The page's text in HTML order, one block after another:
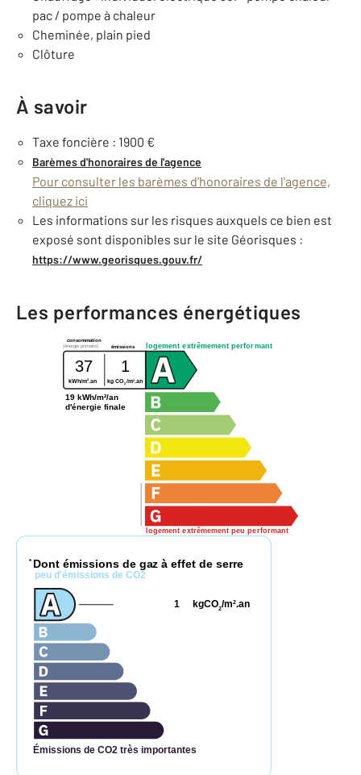
pac / pompe à chaleur
Cheminée, plain pied
Clôture
À savoir
Taxe foncière : 1900 €
Barèmes d'honoraires de l'agence
Pour consulter les barèmes d'honoraires de l'agence,
cliquez ici
Les informations sur les risques auxquels ce bien est
exposé sont disponibles sur le site Géorisques :
https://www.georisques.gouv.fr/
Les performances énergétiques
logement extrêmement performant
logement extrêmement peu performant
consommation
émissions
(énergie primaire)
37 1
kWh/m2.an kg CO2 /m2.an
19 kWh/m²/an
d'énergie finale
* Dont émissions de gaz à effet de serre
peu d'émissions de CO2
Émissions de CO2 très importantes
kgCO2/m2.an
1